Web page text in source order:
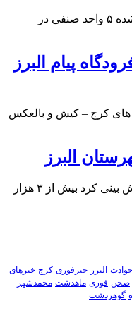
محمد نصیری گفت: در ۴۵ بازدید انجام شده ۵ واحد صنفی در
پیام البرز
های کرج – کیش و بالعکس
البرز
مدیر جهاد کشاورزی شهرستان البرز پیش بینی کرد بیش از ۳ هزار
حوادث-البرز خبرفوری-کرج خبرهای
صحن فوری ماهدشت محمدشهر
گوهردشت